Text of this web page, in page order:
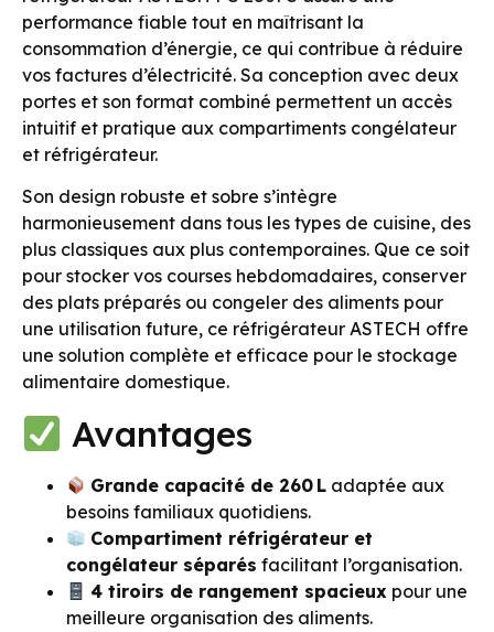
performance fiable tout en maîtrisant la
consommation d’énergie, ce qui contribue à réduire
vos factures d’électricité. Sa conception avec deux
portes et son format combiné permettent un accès
intuitif et pratique aux compartiments congélateur
et réfrigérateur.
Son design robuste et sobre s’intègre
harmonieusement dans tous les types de cuisine, des
plus classiques aux plus contemporaines. Que ce soit
pour stocker vos courses hebdomadaires, conserver
des plats préparés ou congeler des aliments pour
une utilisation future, ce réfrigérateur ASTECH offre
une solution complète et efficace pour le stockage
alimentaire domestique.
Avantages
Grande capacité de 260 L adaptée aux
besoins familiaux quotidiens.
Compartiment réfrigérateur et
congélateur séparés facilitant l’organisation.
4 tiroirs de rangement spacieux pour une
meilleure organisation des aliments.